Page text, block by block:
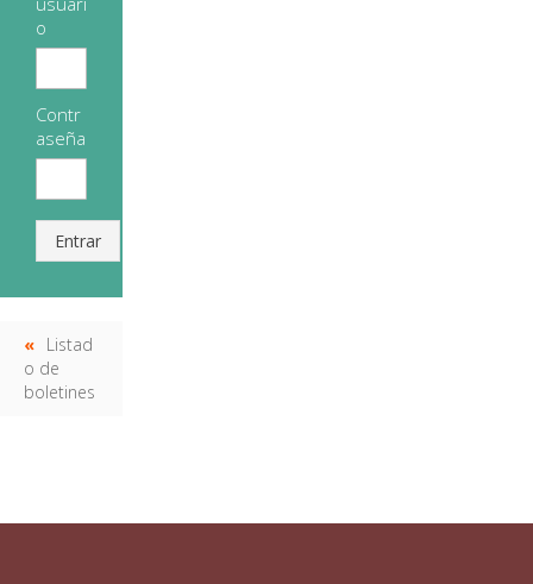
o
Contr
aseña
Entrar
Listad
o de
boletines